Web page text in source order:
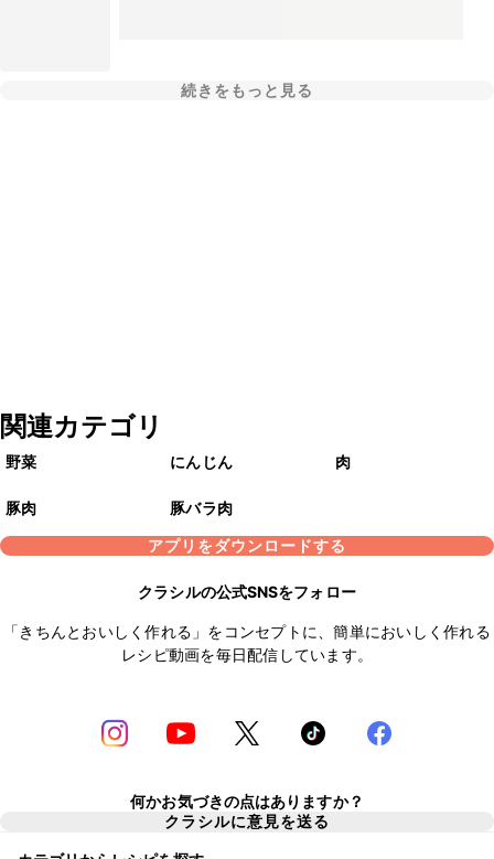
続きをもっと見る
関連カテゴリ
野菜 にんじん 肉
豚肉
豚バラ肉
アプリをダウンロードする
クラシルの公式SNSをフォロー
「きちんとおいしく作れる」をコンセプトに、簡単においしく作れる
レシピ動画を毎日配信しています。
何かお気づきの点はありますか？
クラシルに意見を送る